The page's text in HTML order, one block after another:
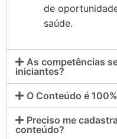
de
saúde.
As competências
iniciantes?
O Conteúdo é
Preciso me
conteúdo?